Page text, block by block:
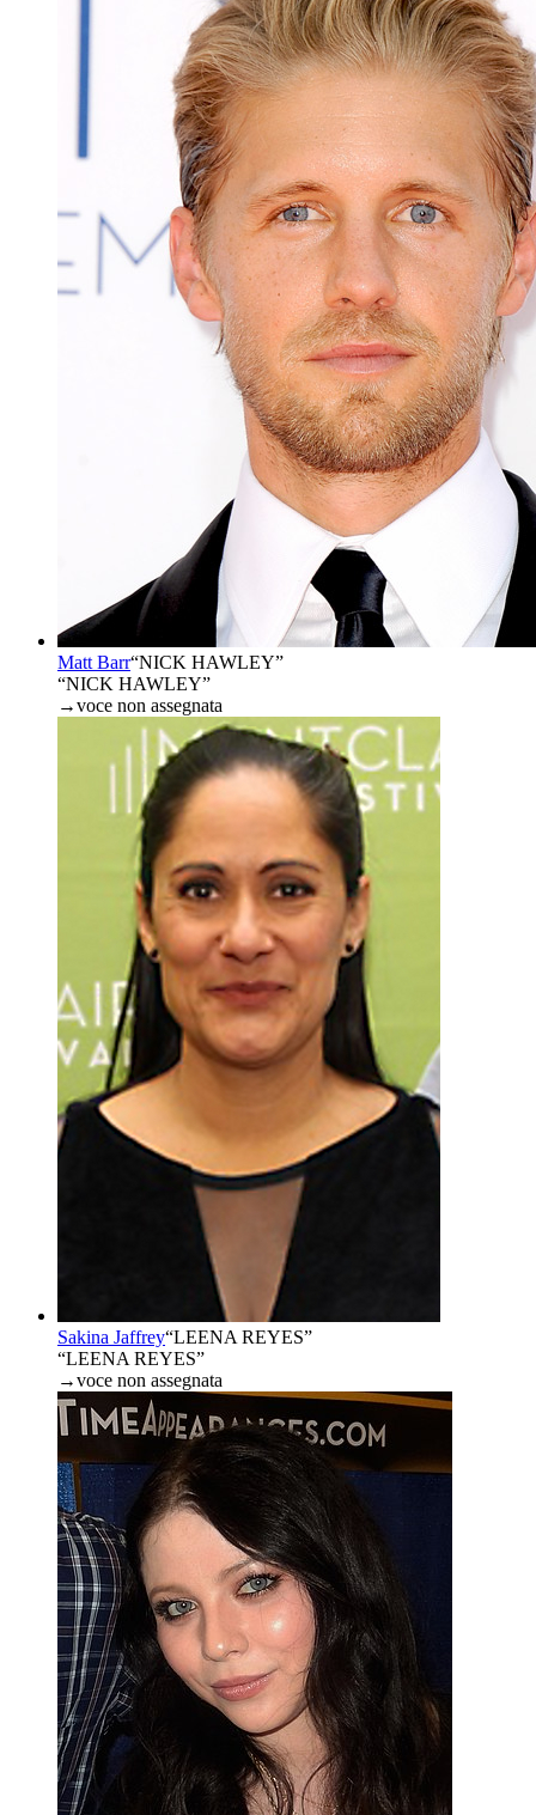
Matt Barr“NICK HAWLEY”
“NICK HAWLEY”
→voce non assegnata
Sakina Jaffrey“LEENA REYES”
“LEENA REYES”
→voce non assegnata